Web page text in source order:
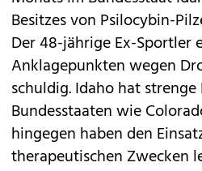
Besitzes von Psilocybin-
Der 48-jährige Ex-Sportler
Anklagepunkten wegen
schuldig. Idaho hat strenge
Bundesstaaten wie
hingegen haben den
therapeutischen Zwecken